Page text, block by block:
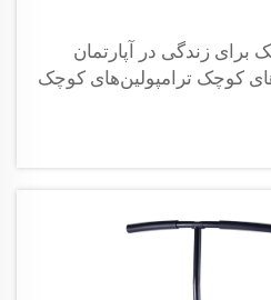
برای زندگی در آپارتمان
کوچک ترامپولین‌های کوچک
در حالی که به
به همین دلیل بسیاری از
چیزی پیدا کنند که بتواند...